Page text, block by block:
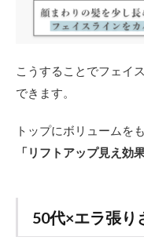
こうすることでフェイ
できます。
トップにボリュームを
「リフトアップ見え効果
50代×エラ張り